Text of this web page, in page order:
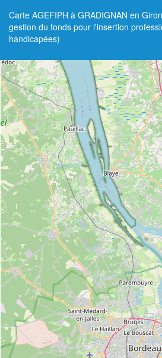
Carte AGEFIPH à GRADIGNAN en
gestion du fonds pour l'insertion
handicapées)
+
−